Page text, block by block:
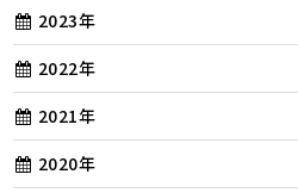
2023年
2022年
2021年
2020年